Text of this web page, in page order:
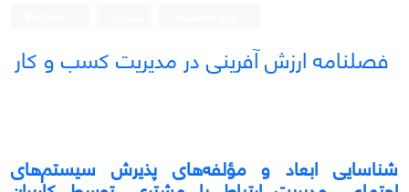
فصلنامه ارزش آفرینی در مدیریت کسب و کار
شناسایی ابعاد و مؤلفه‌های پذیرش سیستم‌های